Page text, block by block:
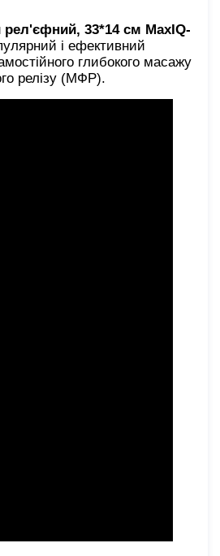
33*14 см MaxIQ-
і ефективний
глибокого масажу
релізу (МФР).